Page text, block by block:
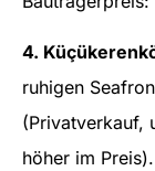
4.
ruhigen
(Privatverkauf,
höher im Preis).